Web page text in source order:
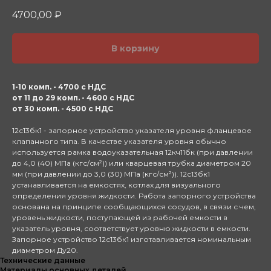
4700,00 ₽
В корзину
1-10 комп. - 4700 с НДС
от 11 до 29 комп. - 4600 с НДС
от 30 комп. - 4500 с НДС
12с13бк1 - запорное устройство указателя уровня фланцевое
клапанного типа. В качестве указателя уровня обычно
используется рамка водоуказательная 12кч11бк (при давлении
до 4,0 (40) МПа (кгс/см²)) или кварцевая трубка диаметром 20
мм (при давлении до 3,0 (30) МПа (кгс/см²)). 12с13бк1
устанавливается на емкостях, котлах для визуального
определения уровня жидкости. Работа запорного устройства
основана на принципе сообщающихся сосудов, в связи с чем,
уровень жидкости, поступающей из рабочей емкости в
указатель уровня, соответствует уровню жидкости в емкости.
Запорное устройство 12с13бк1 изготавливается номинальным
диаметром Ду20.
Технические данные